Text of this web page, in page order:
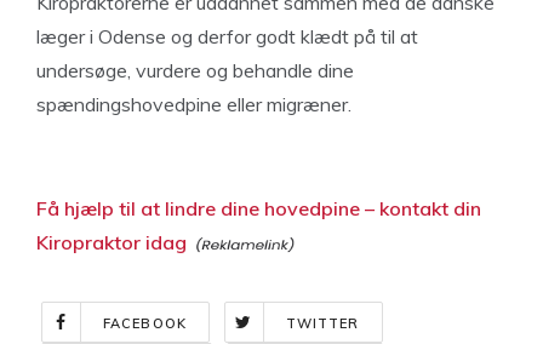
læger i Odense og derfor godt klædt på til at
undersøge, vurdere og behandle dine
spændingshovedpine eller migræner.
Få hjælp til at lindre dine hovedpine – kontakt din
Kiropraktor idag
FACEBOOK TWITTER